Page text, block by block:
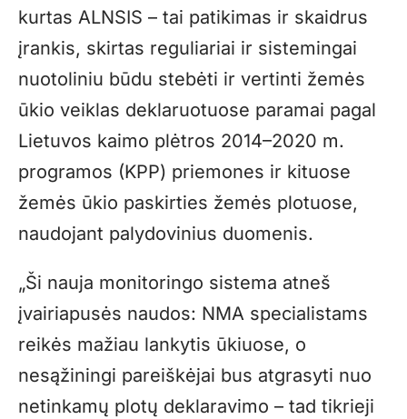
kurtas ALNSIS – tai patikimas ir skaidrus
įrankis, skirtas reguliariai ir sistemingai
nuotoliniu būdu stebėti ir vertinti žemės
ūkio veiklas deklaruotuose paramai pagal
Lietuvos kaimo plėtros 2014–2020 m.
programos (KPP) priemones ir kituose
žemės ūkio paskirties žemės plotuose,
naudojant palydovinius duomenis.
„Ši nauja monitoringo sistema atneš
įvairiapusės naudos: NMA specialistams
reikės mažiau lankytis ūkiuose, o
nesąžiningi pareiškėjai bus atgrasyti nuo
netinkamų plotų deklaravimo – tad tikrieji